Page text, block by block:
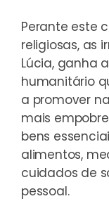
Perante este
religiosas, as
Lúcia, ganha
humanitário
a promover
mais
bens
alimentos,
cuidados de
pessoal.